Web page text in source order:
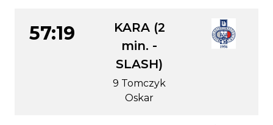
57:19
KARA (2
min. -
SLASH)
9 Tomczyk
Oskar